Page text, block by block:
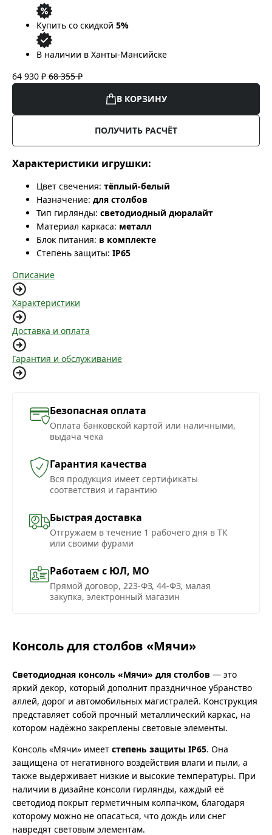
Купить со скидкой 5%
В наличии в Ханты-Мансийске
64 930 ₽ 68 355 ₽
В КОРЗИНУ
ПОЛУЧИТЬ РАСЧЁТ
Характеристики игрушки:
Цвет свечения: тёплый-белый
Назначение: для столбов
Тип гирлянды: светодиодный дюралайт
Материал каркаса: металл
Блок питания: в комплекте
Степень защиты: IP65
Описание
Характеристики
Доставка и оплата
Гарантия и обслуживание
Безопасная оплата
Оплата банковской картой или наличными,
выдача чека
Гарантия качества
Вся продукция имеет сертификаты
соответствия и гарантию
Быстрая доставка
Отгружаем в течение 1 рабочего дня в ТК
или своими фурами
Работаем с ЮЛ, МО
Прямой договор, 223-ФЗ, 44-ФЗ, малая
закупка, электронный магазин
Консоль для столбов «Мячи»
Светодиодная консоль «Мячи» для столбов — это
яркий декор, который дополнит праздничное убранство
аллей, дорог и автомобильных магистралей. Конструкция
представляет собой прочный металлический каркас, на
котором надёжно закреплены световые элементы.
Консоль «Мячи» имеет степень защиты IP65. Она
защищена от негативного воздействия влаги и пыли, а
также выдерживает низкие и высокие температуры. При
наличии в дизайне консоли гирлянды, каждый её
светодиод покрыт герметичным колпачком, благодаря
которому можно не опасаться, что дождь или снег
навредят световым элементам.